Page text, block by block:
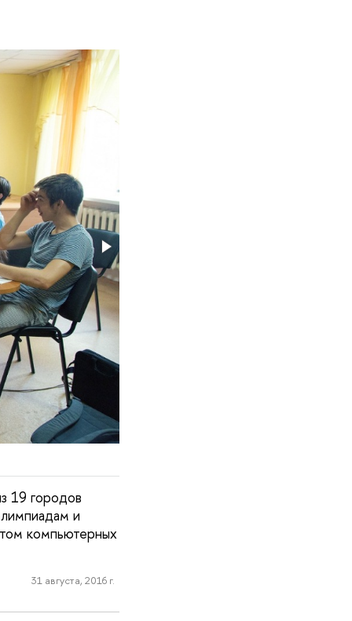
19 городов
и
компьютерных
31 августа, 2016 г.